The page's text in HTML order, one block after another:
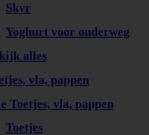
Skyr
Yoghurt voor onderweg
alles
vla, pappen
Toetjes, vla, pappen
Toetjes